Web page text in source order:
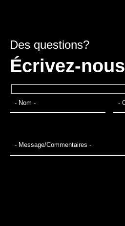
Des questions?
Écrivez-nous